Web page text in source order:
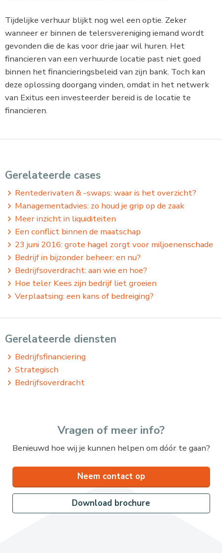
Tijdelijke verhuur blijkt nog wel een optie. Zeker
wanneer er binnen de telersvereniging iemand wordt
gevonden die de kas voor drie jaar wil huren. Het
financieren van een verhuurde locatie past niet goed
binnen het financieringsbeleid van zijn bank. Toch kan
deze oplossing doorgang vinden, omdat in het netwerk
van Exitus een investeerder bereid is de locatie te
financieren.
Gerelateerde cases
Rentederivaten & -swaps: waar is het overzicht?
Managementadvies: zo houd je grip op de zaak
Meer inzicht in liquiditeiten
Een conflict binnen de maatschap
23 juni 2016: grote hagel zorgt voor miljoenenschade
Bedrijf in bijzonder beheer: en nu?
Bedrijfsoverdracht: aan wie en hoe?
Hoe teler Kees zijn bedrijf liet groeien
Verplaatsing: een kans of bedreiging?
Gerelateerde diensten
Bedrijfsfinanciering
Strategisch
Bedrijfsoverdracht
Vragen of meer info?
Benieuwd hoe wij je kunnen helpen om dóór te gaan?
Neem contact op
Download brochure